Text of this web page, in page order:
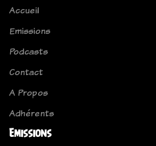
Accueil
Emissions
Podcasts
Contact
A Propos
Adhérents
Emissions